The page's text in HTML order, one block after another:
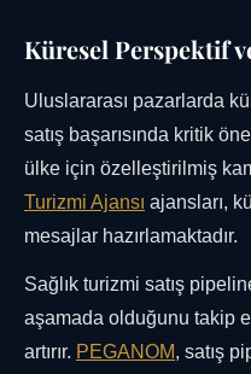
Küresel Perspektif
Uluslararası pazarlarda
satış başarısında kritik
ülke için özelleştirilmiş
Turizmi Ajansı ajansları,
mesajlar hazırlamaktadır.
Sağlık turizmi satış
aşamada olduğunu takip
artırır. PEGANOM, satış